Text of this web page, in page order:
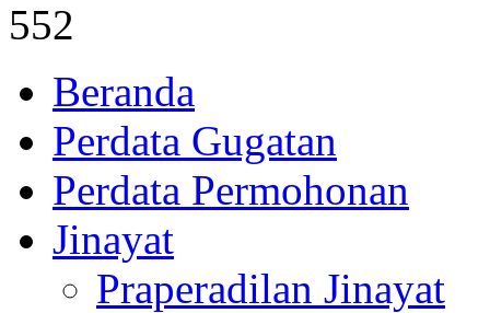
552
Beranda
Perdata Gugatan
Perdata Permohonan
Jinayat
Praperadilan Jinayat